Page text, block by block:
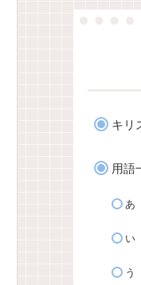
キリ
用語
あ
い
う